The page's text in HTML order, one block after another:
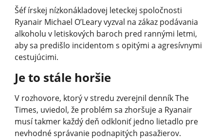
Šéf írskej nízkonákladovej leteckej spoločnosti
Ryanair Michael O’Leary vyzval na zákaz podávania
alkoholu v letiskových baroch pred rannými letmi,
aby sa predišlo incidentom s opitými a agresívnymi
cestujúcimi.
Je to stále horšie
V rozhovore, ktorý v stredu zverejnil denník The
Times, uviedol, že problém sa zhoršuje a Ryanair
musí takmer každý deň odkloniť jedno lietadlo pre
nevhodné správanie podnapitých pasažierov.